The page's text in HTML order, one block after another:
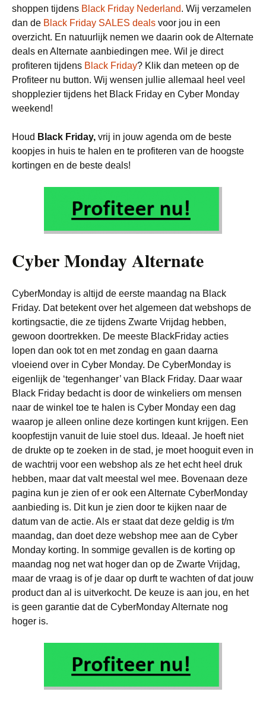
shoppen tijdens Black Friday Nederland. Wij verzamelen
dan de Black Friday SALES deals voor jou in een
overzicht. En natuurlijk nemen we daarin ook de Alternate
deals en Alternate aanbiedingen mee. Wil je direct
profiteren tijdens Black Friday? Klik dan meteen op de
Profiteer nu button. Wij wensen jullie allemaal heel veel
shopplezier tijdens het Black Friday en Cyber Monday
weekend!
Houd Black Friday, vrij in jouw agenda om de beste
koopjes in huis te halen en te profiteren van de hoogste
kortingen en de beste deals!
Cyber Monday Alternate
CyberMonday is altijd de eerste maandag na Black
Friday. Dat betekent over het algemeen dat webshops de
kortingsactie, die ze tijdens Zwarte Vrijdag hebben,
gewoon doortrekken. De meeste BlackFriday acties
lopen dan ook tot en met zondag en gaan daarna
vloeiend over in Cyber Monday. De CyberMonday is
eigenlijk de ‘tegenhanger’ van Black Friday. Daar waar
Black Friday bedacht is door de winkeliers om mensen
naar de winkel toe te halen is Cyber Monday een dag
waarop je alleen online deze kortingen kunt krijgen. Een
koopfestijn vanuit de luie stoel dus. Ideaal. Je hoeft niet
de drukte op te zoeken in de stad, je moet hooguit even in
de wachtrij voor een webshop als ze het echt heel druk
hebben, maar dat valt meestal wel mee. Bovenaan deze
pagina kun je zien of er ook een Alternate CyberMonday
aanbieding is. Dit kun je zien door te kijken naar de
datum van de actie. Als er staat dat deze geldig is t/m
maandag, dan doet deze webshop mee aan de Cyber
Monday korting. In sommige gevallen is de korting op
maandag nog net wat hoger dan op de Zwarte Vrijdag,
maar de vraag is of je daar op durft te wachten of dat jouw
product dan al is uitverkocht. De keuze is aan jou, en het
is geen garantie dat de CyberMonday Alternate nog
hoger is.